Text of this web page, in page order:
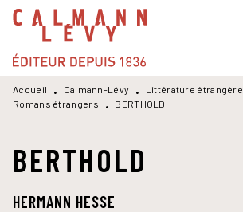
MENU RECHERCHE
PIED DE PAGE
Accueil • Calmann-Lévy • Littérature étrangère
Romans étrangers
• BERTHOLD
BERTHOLD
HERMANN HESSE